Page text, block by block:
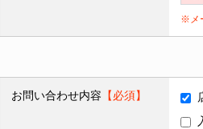
※メ
お問い合わせ内容 【必須】